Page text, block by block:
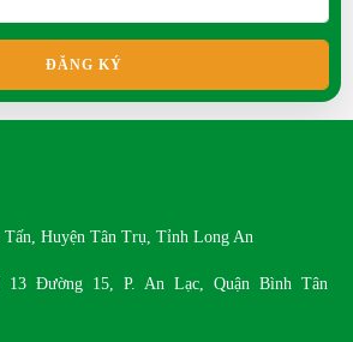
nuôi vịt Call Duck tại nhà hiệu quả
ấp trứng gà sao
ĐĂNG KÝ
Tấn, Huyện Tân Trụ, Tỉnh Long An
13 Đường 15, P. An Lạc, Quận Bình Tân